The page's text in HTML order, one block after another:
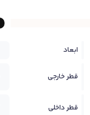
ابعاد
قطر خارجی
قطر داخلی